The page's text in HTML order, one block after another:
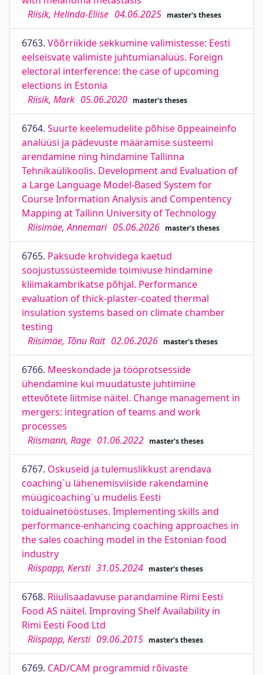
Riisik, Helinda-Eliise 04.06.2025 master's theses
6763. Võõrriikide sekkumine valimistesse: Eesti
eelseisvate valimiste juhtumianalüüs. Foreign
electoral interference: the case of upcoming
elections in Estonia
Riisik, Mark 05.06.2020 master's theses
6764. Suurte keelemudelite põhise õppeaineinfo
analüüsi ja pädevuste määramise süsteemi
arendamine ning hindamine Tallinna
Tehnikaülikoolis. Development and Evaluation of
a Large Language Model-Based System for
Course Information Analysis and Compentency
Mapping at Tallinn University of Technology
Riisimäe, Annemari 05.06.2026 master's theses
6765. Paksude krohvidega kaetud
soojustussüsteemide toimivuse hindamine
kliimakambrikatse põhjal. Performance
evaluation of thick-plaster-coated thermal
insulation systems based on climate chamber
testing
Riisimäe, Tõnu Rait 02.06.2026 master's theses
6766. Meeskondade ja tööprotsesside
ühendamine kui muudatuste juhtimine
ettevõtete liitmise näitel. Change management in
mergers: integration of teams and work
processes
Riismann, Rage 01.06.2022 master's theses
6767. Oskuseid ja tulemuslikkust arendava
coaching`u lähenemisviiside rakendamine
müügicoaching`u mudelis Eesti
toiduainetööstuses. Implementing skills and
performance-enhancing coaching approaches in
the sales coaching model in the Estonian food
industry
Riispapp, Kersti 31.05.2024 master's theses
6768. Riiulisaadavuse parandamine Rimi Eesti
Food AS näitel. Improving Shelf Availability in
Rimi Eesti Food Ltd
Riispapp, Kersti 09.06.2015 master's theses
6769. CAD/CAM programmid rõivaste